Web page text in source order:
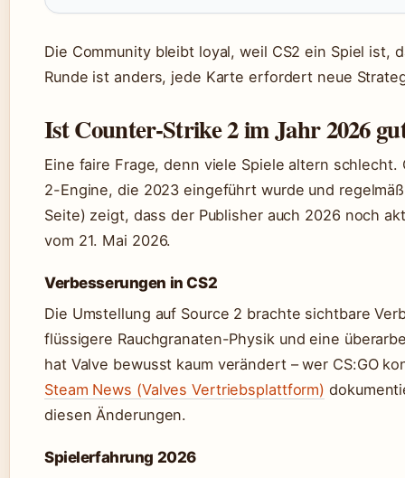
Die Community bleibt loyal, weil CS2 ein Spiel ist,
Runde ist anders, jede Karte erfordert neue
Ist Counter-Strike 2 im Jahr 2026
Eine faire Frage, denn viele Spiele altern
2-Engine, die 2023 eingeführt wurde und
Seite) zeigt, dass der Publisher auch 2026 noch
vom 21. Mai 2026.
Verbesserungen in CS2
Die Umstellung auf Source 2 brachte sichtbare
flüssigere Rauchgranaten-Physik und eine
hat Valve bewusst kaum verändert – wer CS:GO
Steam News (Valves Vertriebsplattform)
diesen Änderungen.
Spielerfahrung 2026